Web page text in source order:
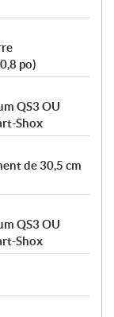
po)
QS3 OU
Shox
de 30,5 cm
QS3 OU
Shox